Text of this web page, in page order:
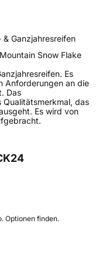
Ganzjahresreifen
Snow Flake
Es
Anforderungen an die
Das
das
Es wird von
Optionen finden.